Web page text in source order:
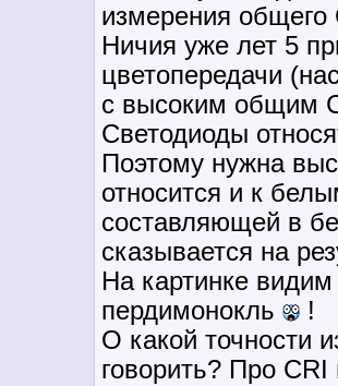
измерения общего
Ничия уже лет 5
цветопередачи
с высоким общим
Светодиоды
Поэтому нужна
относится и к
составляющей в
сказывается на
На картинке
пердимонокль
!
О какой точности
говорить? Про